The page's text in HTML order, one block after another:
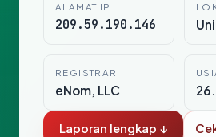
ALAMAT IP
209.59.190.146
REGISTRAR
eNom, LLC
Laporan lengkap ↓